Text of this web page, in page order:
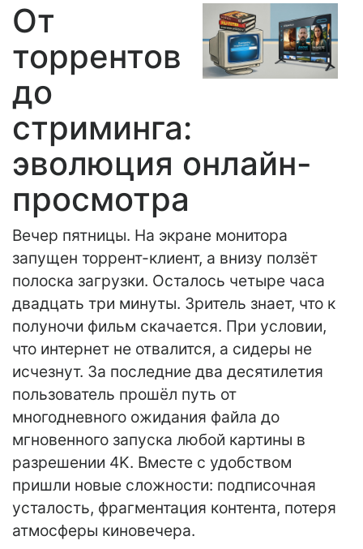
От
торрентов
до
стриминга:
эволюция онлайн-
просмотра
Вечер пятницы. На экране монитора
запущен торрент-клиент, а внизу ползёт
полоска загрузки. Осталось четыре часа
двадцать три минуты. Зритель знает, что к
полуночи фильм скачается. При условии,
что интернет не отвалится, а сидеры не
исчезнут. За последние два десятилетия
пользователь прошёл путь от
многодневного ожидания файла до
мгновенного запуска любой картины в
разрешении 4K. Вместе с удобством
пришли новые сложности: подписочная
усталость, фрагментация контента, потеря
атмосферы киновечера.